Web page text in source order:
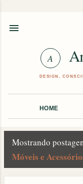
HOME
o
Mostrando
Móveis e